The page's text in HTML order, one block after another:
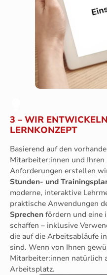
3 – WIR
LERNKONZEPT
Basierend auf den
Mitarbeiter:innen und
Anforderungen erstellen
Stunden- und
moderne, interaktive
praktische Anwendungen
Sprechen fördern und eine
schaffen – inklusive
die auf die Arbeitsabläufe
sind. Wenn von Ihnen
Mitarbeiter:innen natürlich
Arbeitsplatz.